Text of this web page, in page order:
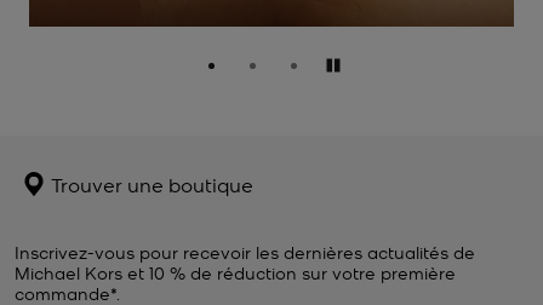
Pause
Trouver une boutique
Inscrivez-vous pour recevoir les dernières actualités de
Michael Kors et 10 % de réduction sur votre première
commande*.